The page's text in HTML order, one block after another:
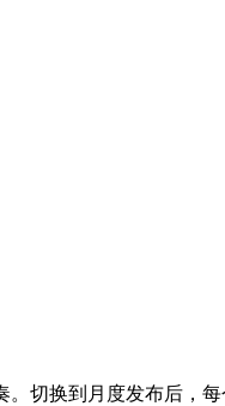
切换到月度发布后，